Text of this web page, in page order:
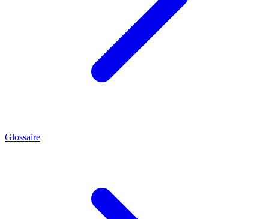
Glossaire